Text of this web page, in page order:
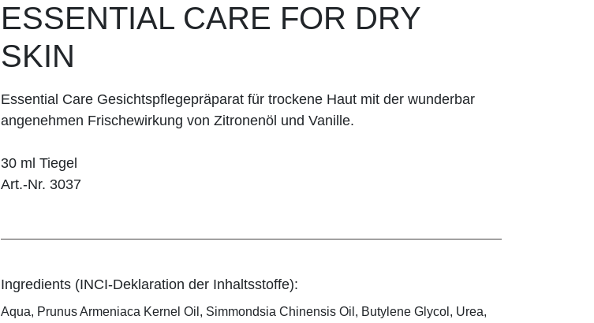
ESSENTIAL CARE FOR DRY
SKIN
Essential Care Gesichtspflegepräparat für trockene Haut mit der wunderbar
angenehmen Frischewirkung von Zitronenöl und Vanille.
30 ml Tiegel
Art.-Nr. 3037
Ingredients (INCI-Deklaration der Inhaltsstoffe):
Aqua, Prunus Armeniaca Kernel Oil, Simmondsia Chinensis Oil, Butylene Glycol, Urea,